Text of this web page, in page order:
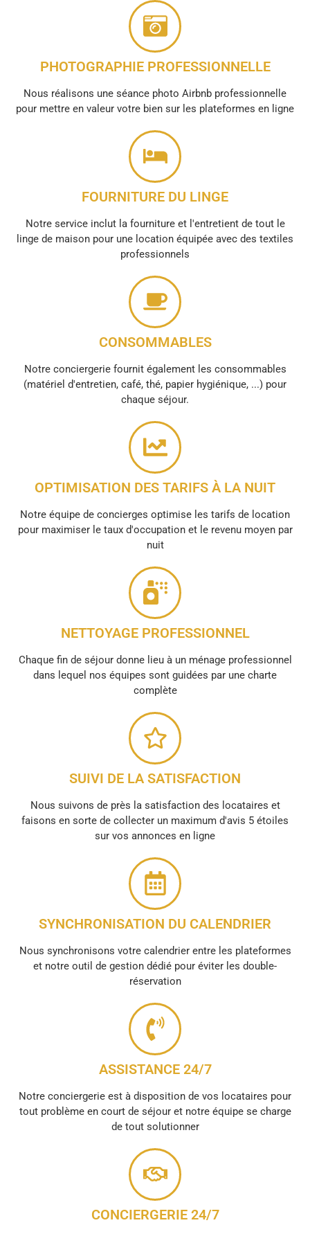
PHOTOGRAPHIE PROFESSIONNELLE
Nous réalisons une séance photo Airbnb professionnelle
pour mettre en valeur votre bien sur les plateformes en ligne
FOURNITURE DU LINGE
Notre service inclut la fourniture et l'entretient de tout le
linge de maison pour une location équipée avec des textiles
professionnels
CONSOMMABLES
Notre conciergerie fournit également les consommables
(matériel d'entretien, café, thé, papier hygiénique, ...) pour
chaque séjour.
OPTIMISATION DES TARIFS À LA NUIT
Notre équipe de concierges optimise les tarifs de location
pour maximiser le taux d'occupation et le revenu moyen par
nuit
NETTOYAGE PROFESSIONNEL
Chaque fin de séjour donne lieu à un ménage professionnel
dans lequel nos équipes sont guidées par une charte
complète
SUIVI DE LA SATISFACTION
Nous suivons de près la satisfaction des locataires et
faisons en sorte de collecter un maximum d'avis 5 étoiles
sur vos annonces en ligne
SYNCHRONISATION DU CALENDRIER
Nous synchronisons votre calendrier entre les plateformes
et notre outil de gestion dédié pour éviter les double-
réservation
ASSISTANCE 24/7
Notre conciergerie est à disposition de vos locataires pour
tout problème en court de séjour et notre équipe se charge
de tout solutionner
CONCIERGERIE 24/7